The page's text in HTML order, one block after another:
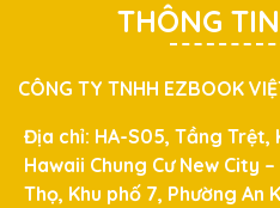
THÔNG
CÔNG TY TNHH EZBOOK
Địa chỉ: HA-S05, Tầng
Hawaii Chung Cư New City
Thọ, Khu phố 7, Phường An